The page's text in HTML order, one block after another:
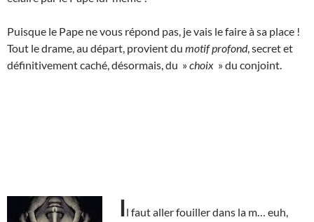
Puisque le Pape ne vous répond pas, je vais le faire à sa place !
Tout le drame, au départ, provient du motif profond, secret et
définitivement caché, désormais, du »choix » du conjoint.
Il faut aller fouiller dans la m… euh,